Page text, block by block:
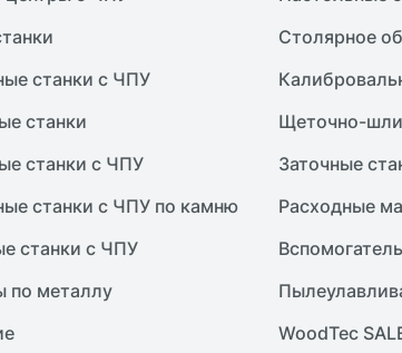
станки с ЧПУ
станки
станки с ЧПУ
станки с ЧПУ по камню
станки с ЧПУ
по металлу
Столярное
Щеточно-
Заточные
Расходные
WoodTec